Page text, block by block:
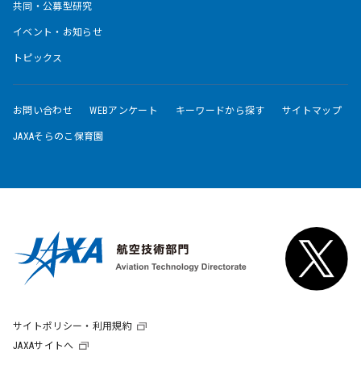
共同・公募型研究
イベント・お知らせ
トピックス
お問い合わせ WEBアンケート キーワードから探す サイトマップ
JAXAそらのこ保育園
サイトポリシー・利用規約
JAXAサイトへ